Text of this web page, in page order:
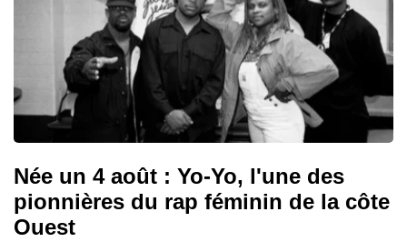
Née un 4 août : Yo-Yo, l'une des
pionnières du rap féminin de la côte
Ouest